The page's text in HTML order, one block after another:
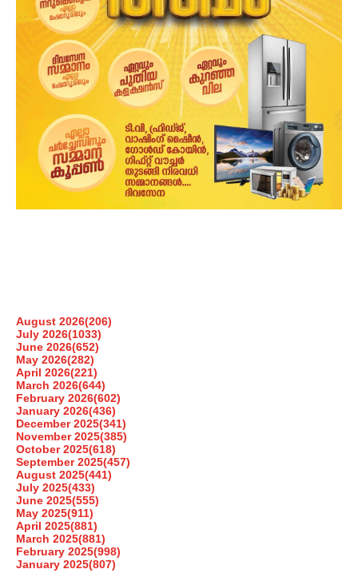
August 2026(206)
July 2026(1033)
June 2026(652)
May 2026(282)
April 2026(221)
March 2026(644)
February 2026(602)
January 2026(436)
December 2025(341)
November 2025(385)
October 2025(618)
September 2025(457)
August 2025(441)
July 2025(433)
June 2025(555)
May 2025(911)
April 2025(881)
March 2025(881)
February 2025(998)
January 2025(807)